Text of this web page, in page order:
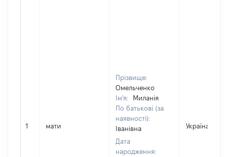
1 мати
Прізвище:
Омельченко
Ім'я:
Миланія
По батькові (за
наявності):
Іванівна
Дата
народження:
Україна